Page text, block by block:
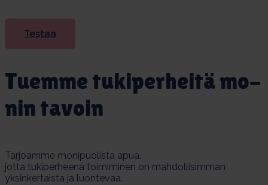
Testaa
Tuem­me tu­ki­per­hei­tä mo­
nin ta­voin
Tarjoamme monipuolista apua,
jotta tukiperheenä toimiminen on mahdollisimman
yksinkertaista ja luontevaa.